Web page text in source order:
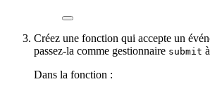
Créez une fonction qui accepte un
passez-la comme gestionnaire submit
Dans la fonction :